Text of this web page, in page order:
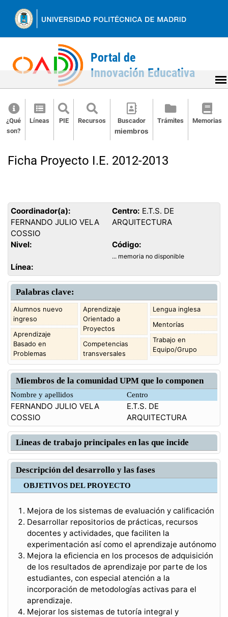
contenido
¿Qué
son?
Líneas PIE Recursos Buscador
miembros
Trámites Memorias
to
Ficha Proyecto I.E. 2012-2013
Coordinador(a):
FERNANDO JULIO VELA
COSSIO
Centro: E.T.S. DE
ARQUITECTURA
Nivel: Código:
... memoria no disponible
Línea:
Palabras clave:
Alumnos nuevo
ingreso
Aprendizaje
Basado en
Problemas
Aprendizaje
Orientado a
Proyectos
Competencias
transversales
Lengua inglesa
Mentorías
Trabajo en
Equipo/Grupo
Miembros de la comunidad UPM que lo componen
Nombre y apellidos Centro
FERNANDO JULIO VELA
COSSIO
E.T.S. DE
ARQUITECTURA
Lineas de trabajo principales en las que incide
Descripción del desarrollo y las fases
OBJETIVOS DEL PROYECTO
Mejora de los sistemas de evaluación y calificación
Desarrollar repositorios de prácticas, recursos
docentes y actividades, que faciliten la
experimentación así como el aprendizaje autónomo
Mejora la eficiencia en los procesos de adquisición
de los resultados de aprendizaje por parte de los
estudiantes, con especial atención a la
incorporación de metodologías activas para el
aprendizaje.
Mejorar los sistemas de tutoría integral y